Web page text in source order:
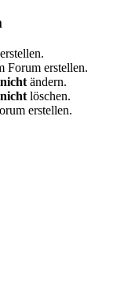
Forum erstellen.
nicht ändern.
nicht löschen.
erstellen.